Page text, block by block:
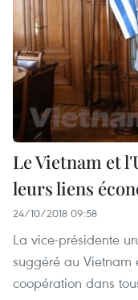
Le Vietnam et
leurs liens
24/10/2018 09:58
La vice-présidente
suggéré au Vietnam
coopération dans